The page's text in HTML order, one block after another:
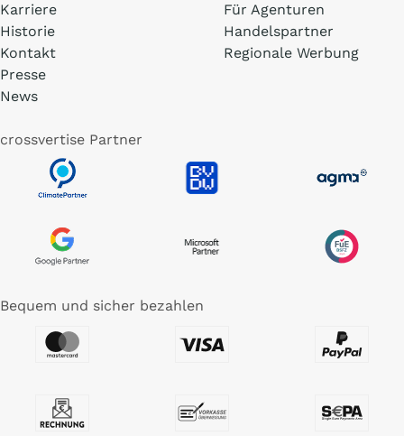
Karriere
Historie
Kontakt
Presse
News
Für Agenturen
Handelspartner
Regionale Werbung
crossvertise Partner
Bequem und sicher bezahlen